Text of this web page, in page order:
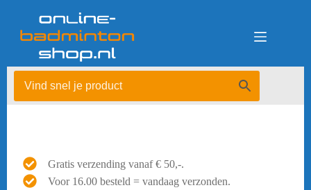
Gratis verzending vanaf € 50,-.
Voor 16.00 besteld = vandaag verzonden.